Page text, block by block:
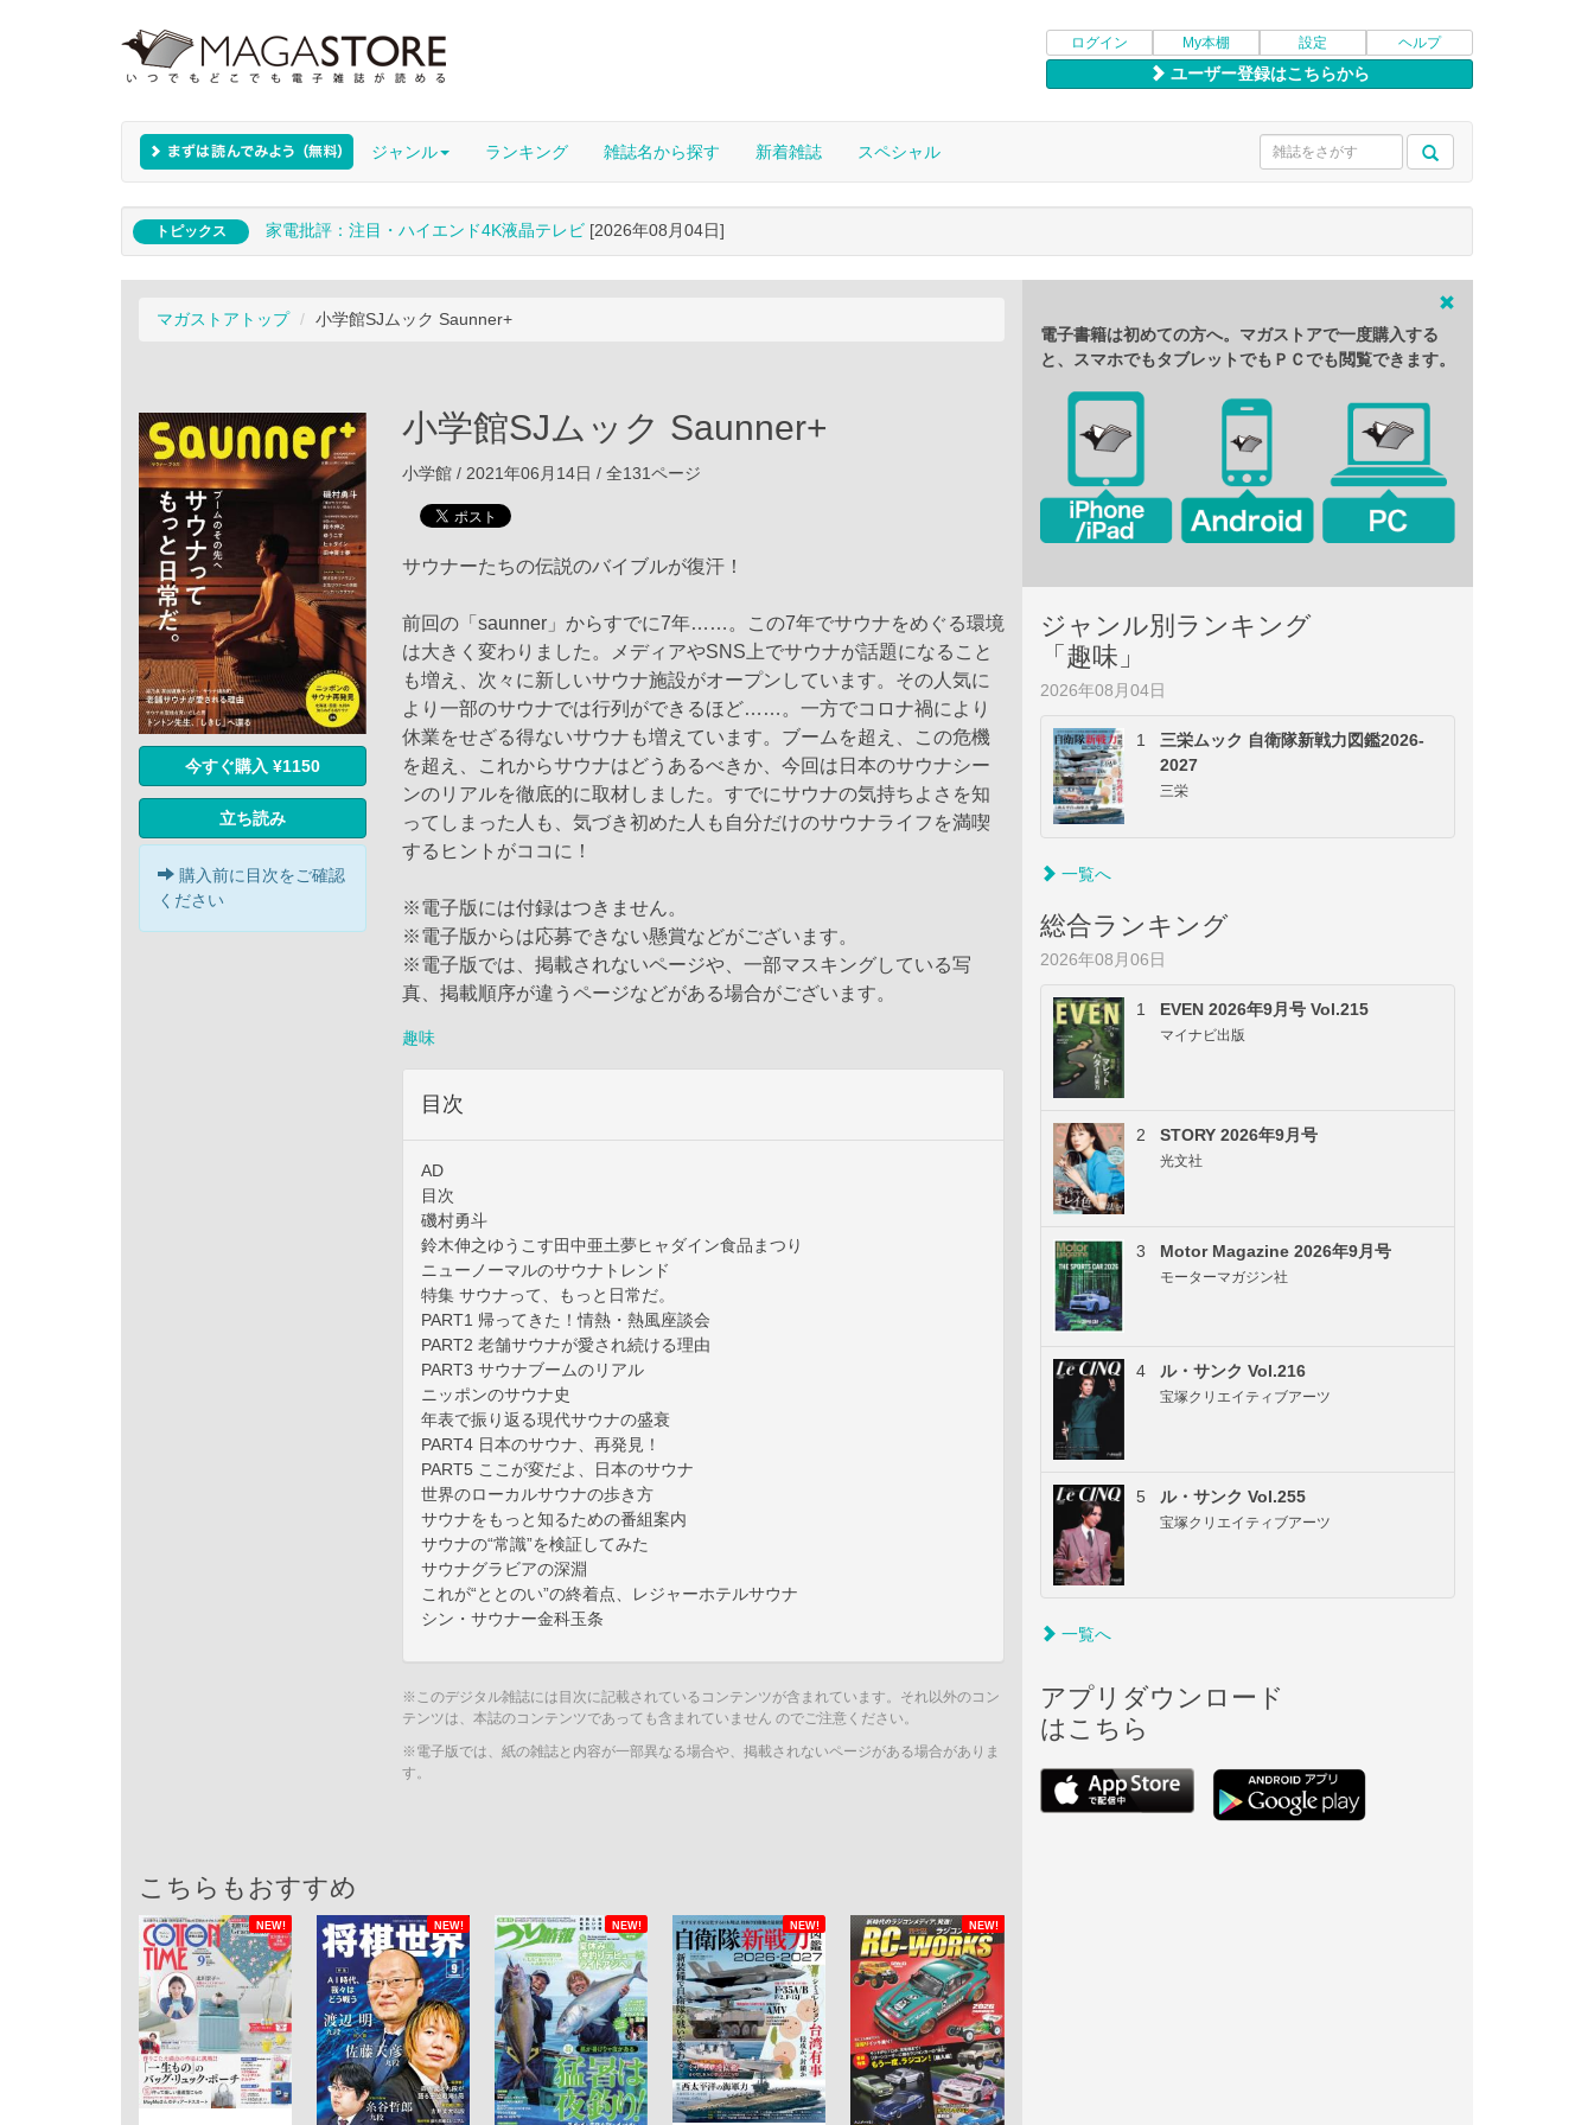
ログイン My本棚 設定 ヘルプ
ユーザー登録はこちらから
ジャンル ランキング 雑誌名から探す 新着雑誌 スペシャル
トピックス 家電批評：注目・ハイエンド4K液晶テレビ [2026年08月04日]
マガストアトップ 小学館SJムック Saunner+
今すぐ購入 ¥1150
立ち読み
購入前に目次をご確認
ください
小学館SJムック Saunner+
小学館 / 2021年06月14日 / 全131ページ
サウナーたちの伝説のバイブルが復汗！
前回の「saunner」からすでに7年……。この7年でサウナをめぐる環境
は大きく変わりました。メディアやSNS上でサウナが話題になること
も増え、次々に新しいサウナ施設がオープンしています。その人気に
より一部のサウナでは行列ができるほど……。一方でコロナ禍により
休業をせざる得ないサウナも増えています。ブームを超え、この危機
を超え、これからサウナはどうあるべきか、今回は日本のサウナシー
ンのリアルを徹底的に取材しました。すでにサウナの気持ちよさを知
ってしまった人も、気づき初めた人も自分だけのサウナライフを満喫
するヒントがココに！
※電子版には付録はつきません。
※電子版からは応募できない懸賞などがございます。
※電子版では、掲載されないページや、一部マスキングしている写
真、掲載順序が違うページなどがある場合がございます。
趣味
目次
AD
目次
磯村勇斗
鈴木伸之ゆうこす田中亜土夢ヒャダイン食品まつり
ニューノーマルのサウナトレンド
特集 サウナって、もっと日常だ。
PART1 帰ってきた！情熱・熱風座談会
PART2 老舗サウナが愛され続ける理由
PART3 サウナブームのリアル
ニッポンのサウナ史
年表で振り返る現代サウナの盛衰
PART4 日本のサウナ、再発見！
PART5 ここが変だよ、日本のサウナ
世界のローカルサウナの歩き方
サウナをもっと知るための番組案内
サウナの“常識”を検証してみた
サウナグラビアの深淵
これが“ととのい”の終着点、レジャーホテルサウナ
シン・サウナー金科玉条
※このデジタル雑誌には目次に記載されているコンテンツが含まれています。それ以外のコン
テンツは、本誌のコンテンツであっても含まれていません のでご注意ください。
※電子版では、紙の雑誌と内容が一部異なる場合や、掲載されないページがある場合がありま
す。
こちらもおすすめ
NEW! NEW! NEW! NEW! NEW!
電子書籍は初めての方へ。マガストアで一度購入する
と、スマホでもタブレットでもＰＣでも閲覧できます。
ジャンル別ランキング
「趣味」
2026年08月04日
1
三栄ムック 自衛隊新戦力図鑑2026-
2027
三栄
一覧へ
総合ランキング
2026年08月06日
1 EVEN 2026年9月号 Vol.215
マイナビ出版
2 STORY 2026年9月号
光文社
3 Motor Magazine 2026年9月号
モーターマガジン社
4 ル・サンク Vol.216
宝塚クリエイティブアーツ
5 ル・サンク Vol.255
宝塚クリエイティブアーツ
一覧へ
アプリダウンロード
はこちら